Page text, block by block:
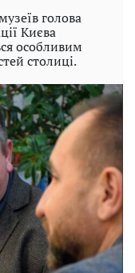
голова
Києва
особливим
столиці.